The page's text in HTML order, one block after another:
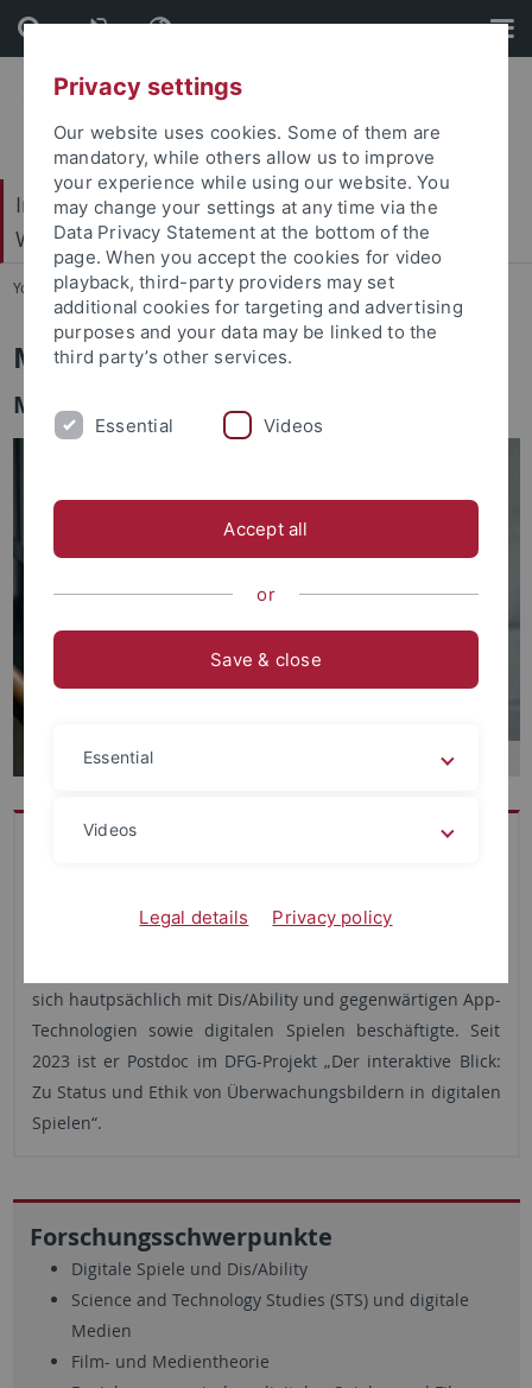
Skip
to
content
Skip
to
footer
Internationales Zentrum für Ethik in den
Wissenschaften (IZEW)
You are here: Startseite ... Team
Markus Spöhrer
Medienethik, Technikphilosophie & KI
Dr. Markus Spöhrer ist Medienwissenschaftler. 2015
Ding: Zur Produktion von HipHop-Kultur und Till
sich hautpsächlich mit Dis/Ability und gegenwärtigen App-
Technologien sowie digitalen Spielen beschäftigte. Seit
2023 ist er Postdoc im DFG-Projekt „Der interaktive Blick:
Zu Status und Ethik von Überwachungsbildern in digitalen
Spielen“.
Forschungsschwerpunkte
Digitale Spiele und Dis/Ability
Science and Technology Studies (STS) und digitale
Medien
Film- und Medientheorie
Privacy settings
Our website uses cookies. Some of them are
mandatory, while others allow us to improve
your experience while using our website. You
may change your settings at any time via the
Data Privacy Statement at the bottom of the
page. When you accept the cookies for video
playback, third-party providers may set
additional cookies for targeting and advertising
purposes and your data may be linked to the
third party’s other services.
Essential Videos
Accept all
or
Save & close
Essential
Videos
Legal details Privacy policy